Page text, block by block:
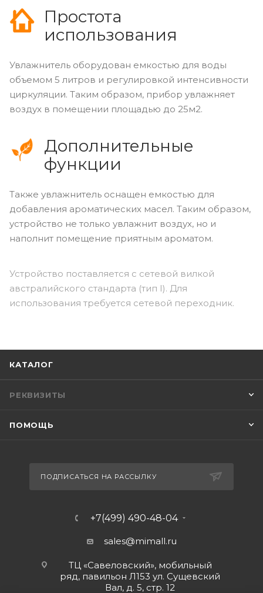
Простота
использования
Увлажнитель оборудован емкостью для воды
объемом 5 литров и регулировкой интенсивности
циркуляции. Таким образом, прибор увлажняет
воздух в помещении площадью до 25м2.
Дополнительные
функции
Также увлажнитель оснащен емкостью для
добавления ароматических масел. Таким образом,
устройство не только увлажнит воздух, но и
наполнит помещение приятным ароматом.
Устройство поставляется с сетевой вилкой
австралийского стандарта (тип I). Для
использования требуется сетевой переходник.
КАТАЛОГ
РЕКВИЗИТЫ
ПОМОЩЬ
ПОДПИСАТЬСЯ НА РАССЫЛКУ
+7(499) 490-48-04
sales@mimall.ru
ТЦ «Савеловский», мобильный
ряд, павильон Л153 ул. Сущевский
Вал, д. 5, стр. 12